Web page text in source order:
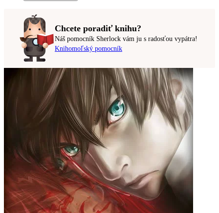
Chcete poradiť knihu?
Náš pomocník Sherlock vám ju s radosťou vypátra!
Knihomoľský pomocník